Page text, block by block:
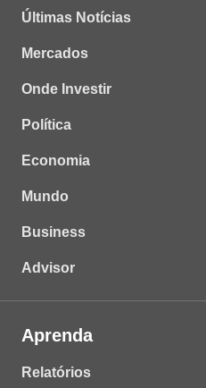
Últimas Notícias
Mercados
Onde Investir
Política
Economia
Mundo
Business
Advisor
Aprenda
Relatórios